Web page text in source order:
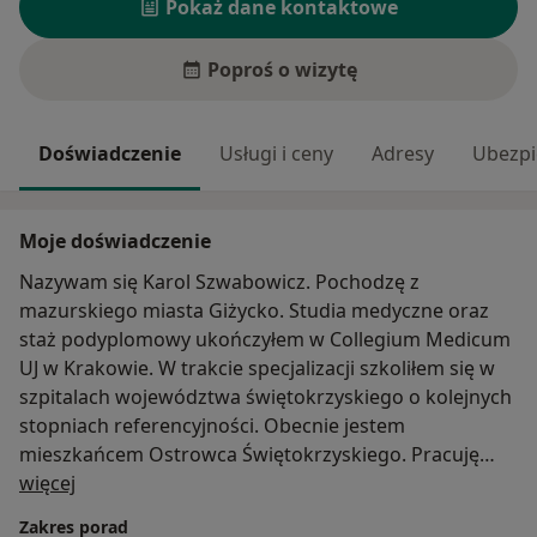
Pokaż dane kontaktowe
Poproś o wizytę
Doświadczenie Usługi i ceny Adresy
Moje doświadczenie
Nazywam się Karol Szwabowicz. Pochodzę z
mazurskiego miasta Giżycko. Studia medyczne oraz
staż podyplomowy ukończyłem w Collegium Medicum
UJ w Krakowie. W trakcie specjalizacji szkoliłem się w
szpitalach województwa świętokrzyskiego o kolejnych
stopniach referencyjności. Obecnie jestem
mieszkańcem Ostrowca Świętokrzyskiego. Pracuję
jako lekarz specjalista położnictwa i ginekologii oraz
więcej
Zakres porad